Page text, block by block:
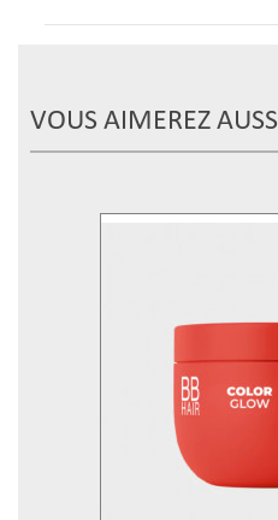
VOUS AIMEREZ AUSSI